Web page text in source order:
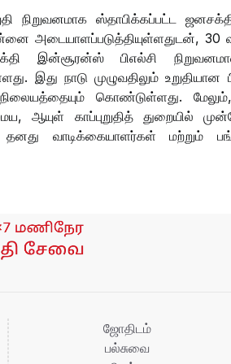
நிறுவனமாக ஸ்தாபிக்கப்பட்ட
அடையாளப்படுத்தியுள்ளதுடன், 30
இன்சூரன்ஸ் பிஎல்சி
இது நாடு முழுவதிலும்
நிலையத்தையும் கொண்டுள்ளது.
ஆயுள் காப்புறுதித் துறையில்
வாடிக்கையாளர்கள் மற்றும்
ஜோதிடம்
பல்சுவை